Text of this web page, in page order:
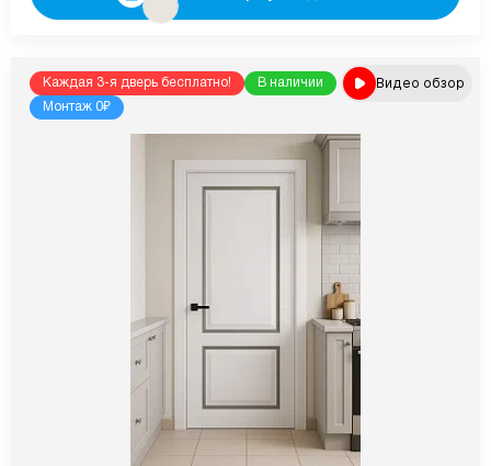
Каждая 3-я дверь бесплатно!
В наличии
Монтаж 0₽
Видео обзор